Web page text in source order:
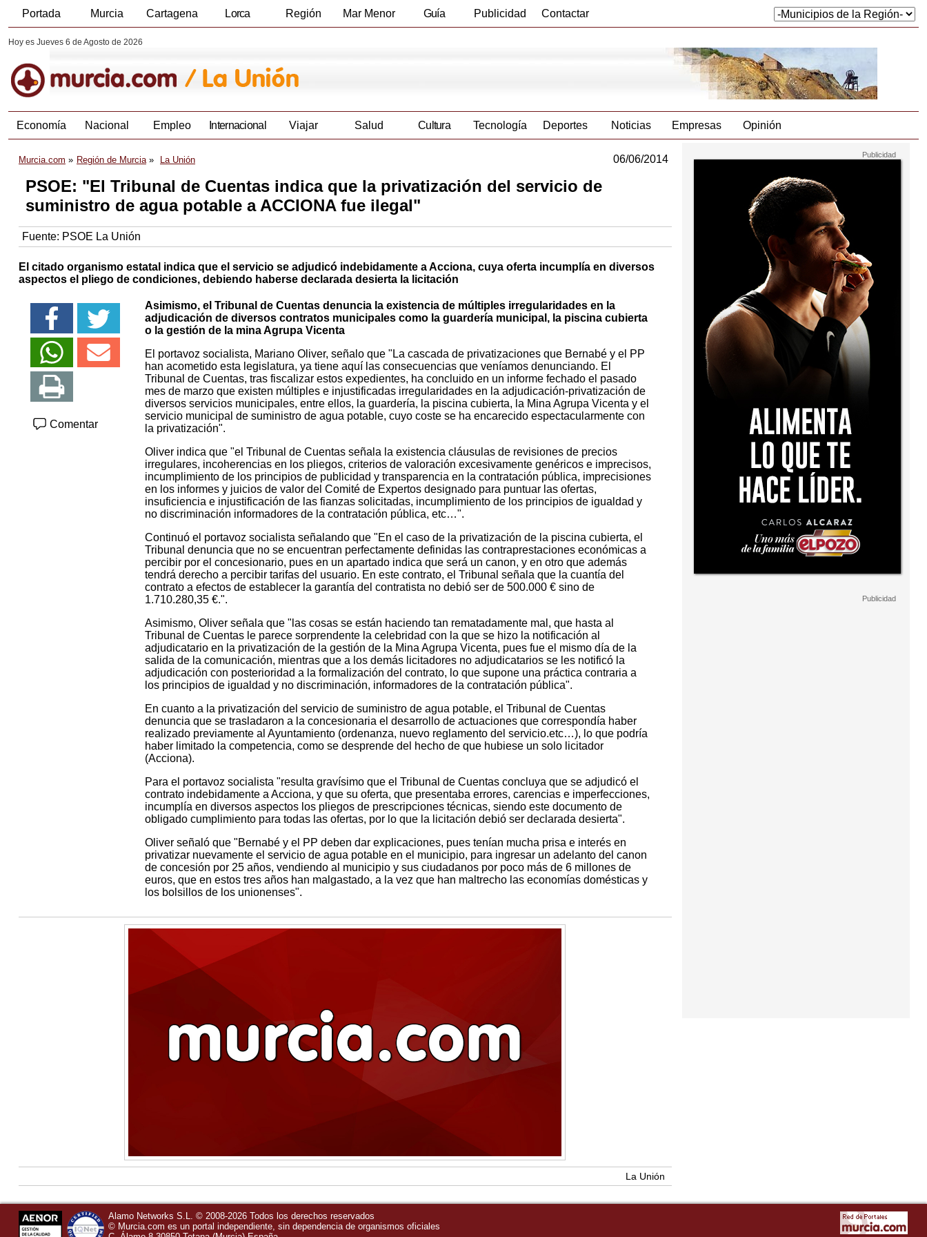
Portada Murcia Cartagena Lorca Región Mar Menor Guía Publicidad Contactar
Hoy es Jueves 6 de Agosto de 2026
Economía Nacional Empleo Internacional Viajar Salud Cultura Tecnología Deportes Noticias Empresas Opinión
Murcia.com Región de Murcia La Unión 06/06/2014
PSOE: "El Tribunal de Cuentas indica que la privatización del servicio de
suministro de agua potable a ACCIONA fue ilegal"
Fuente: PSOE La Unión
El citado organismo estatal indica que el servicio se adjudicó indebidamente a Acciona, cuya oferta incumplía en diversos
aspectos el pliego de condiciones, debiendo haberse declarada desierta la licitación
Comentar
Asimismo, el Tribunal de Cuentas denuncia la existencia de múltiples irregularidades en la
adjudicación de diversos contratos municipales como la guardería municipal, la piscina cubierta
o la gestión de la mina Agrupa Vicenta
El portavoz socialista, Mariano Oliver, señalo que "La cascada de privatizaciones que Bernabé y el PP
han acometido esta legislatura, ya tiene aquí las consecuencias que veníamos denunciando. El
Tribunal de Cuentas, tras fiscalizar estos expedientes, ha concluido en un informe fechado el pasado
mes de marzo que existen múltiples e injustificadas irregularidades en la adjudicación-privatización de
diversos servicios municipales, entre ellos, la guardería, la piscina cubierta, la Mina Agrupa Vicenta y el
servicio municipal de suministro de agua potable, cuyo coste se ha encarecido espectacularmente con
la privatización".
Oliver indica que "el Tribunal de Cuentas señala la existencia cláusulas de revisiones de precios
irregulares, incoherencias en los pliegos, criterios de valoración excesivamente genéricos e imprecisos,
incumplimiento de los principios de publicidad y transparencia en la contratación pública, imprecisiones
en los informes y juicios de valor del Comité de Expertos designado para puntuar las ofertas,
insuficiencia e injustificación de las fianzas solicitadas, incumplimiento de los principios de igualdad y
no discriminación informadores de la contratación pública, etc…".
Continuó el portavoz socialista señalando que "En el caso de la privatización de la piscina cubierta, el
Tribunal denuncia que no se encuentran perfectamente definidas las contraprestaciones económicas a
percibir por el concesionario, pues en un apartado indica que será un canon, y en otro que además
tendrá derecho a percibir tarifas del usuario. En este contrato, el Tribunal señala que la cuantía del
contrato a efectos de establecer la garantía del contratista no debió ser de 500.000 € sino de
1.710.280,35 €.".
Asimismo, Oliver señala que "las cosas se están haciendo tan rematadamente mal, que hasta al
Tribunal de Cuentas le parece sorprendente la celebridad con la que se hizo la notificación al
adjudicatario en la privatización de la gestión de la Mina Agrupa Vicenta, pues fue el mismo día de la
salida de la comunicación, mientras que a los demás licitadores no adjudicatarios se les notificó la
adjudicación con posterioridad a la formalización del contrato, lo que supone una práctica contraria a
los principios de igualdad y no discriminación, informadores de la contratación pública".
En cuanto a la privatización del servicio de suministro de agua potable, el Tribunal de Cuentas
denuncia que se trasladaron a la concesionaria el desarrollo de actuaciones que correspondía haber
realizado previamente al Ayuntamiento (ordenanza, nuevo reglamento del servicio.etc…), lo que podría
haber limitado la competencia, como se desprende del hecho de que hubiese un solo licitador
(Acciona).
Para el portavoz socialista "resulta gravísimo que el Tribunal de Cuentas concluya que se adjudicó el
contrato indebidamente a Acciona, y que su oferta, que presentaba errores, carencias e imperfecciones,
incumplía en diversos aspectos los pliegos de prescripciones técnicas, siendo este documento de
obligado cumplimiento para todas las ofertas, por lo que la licitación debió ser declarada desierta".
Oliver señaló que "Bernabé y el PP deben dar explicaciones, pues tenían mucha prisa e interés en
privatizar nuevamente el servicio de agua potable en el municipio, para ingresar un adelanto del canon
de concesión por 25 años, vendiendo al municipio y sus ciudadanos por poco más de 6 millones de
euros, que en estos tres años han malgastado, a la vez que han maltrecho las economías domésticas y
los bolsillos de los unionenses".
La Unión
Alamo Networks S.L. © 2008-2026 Todos los derechos reservados
© Murcia.com es un portal independiente, sin dependencia de organismos oficiales